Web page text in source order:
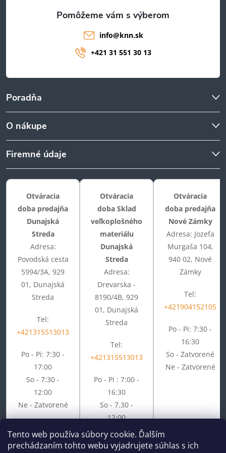
Tento web používa súbory cookie. Ďalším
prechádzaním tohto webu vyjadrujete súhlas s ich
Poradňa
O nákupe
Firemné údaje
info@knn.sk
+421 31 551 30 13
Otváracia
doba predajňa
Dunajská
Streda
Adresa:
Povodská cesta
5994/3A, 929
01, Dunajská
Streda
Tel:
+421315513013
Po - Pi: 7:30 -
17:00
So - 7:30 -
12:00
Ne - Zatvorené
Otváracia
doba Sklad
veľkoplošného
materiálu
Dunajská
Streda
Adresa:
Drevarska -
8190/4B, 929
01, Dunajská
Streda
Tel:
+421315513013
Po - Pi : 7:00 -
16:30
So - 7.30 -
12:00
Ne - Zatvorené
Otváracia
doba predajňa
Nové Zámky
Adresa: Jozefa
Murgaša 104,
940 02, Nové
Zámky
Tel:
+421904152105
Po - Pi: 7:30 -
16:30
So - Zatvorené
Ne - Zatvorené